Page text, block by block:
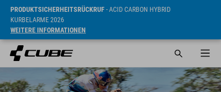
PRODUKTSICHERHEITSRÜCKRUF- ACID CARBON HYBRID
KURBELARME 2026
WEITERE INFORMATIONEN